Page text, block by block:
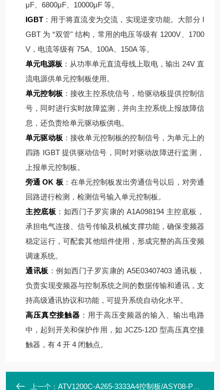
μF、6800μF、10000μF 等。
IGBT ：用于将直流变为交流，实现逆变功能。大部分 I
GBT 为 “双管" 结构，常用的电压等级有 1200V、1700
V，电流等级有 75A、100A、150A 等。
单元电源板 ：从功率单元直流母线上取电，输出 24V 直
流电源供单元控制板使用。
单元控制板 ：接收主控系统信号，给驱动板提供控制信
号，同时进行实时故障监测，并向主控系统上报故障信
息，还负责给单元驱动板供电。
单元驱动板 ：接收单元控制板的控制信号，为单元上的
四路 IGBT 提供驱动信号，同时对驱动故障进行监测，
上报单元控制板。
旁通 OK 板 ：在单元控制板发出旁通信号以后，对旁通
回路进行检测，检测信号输入单元控制板。
主控底板 ：如西门子罗宾康的 A1A098194 主控底板，
承担电气连接、信号传输及机械支撑功能，确保变频器
稳定运行，可配套其他组件使用，形成完整的高压变频
调速系统。
通讯板 ：例如西门子罗宾康的 A5E03407403 通讯板，
负责实现变频器与控制系统之间的数据传输和通讯，支
持高级通讯协议和功能，可提升系统自动化水平。
高压真空接触器 ：用于高压变频器的输入、输出电路
中，起到开关和保护作用，如 JCZ5-12D 型高压真空接
触器，有 4 开 4 闭触点。
上一个： ATV1200C-A265-3333A4控制板/ASY08-PW2160-CT5/GD5000/07版